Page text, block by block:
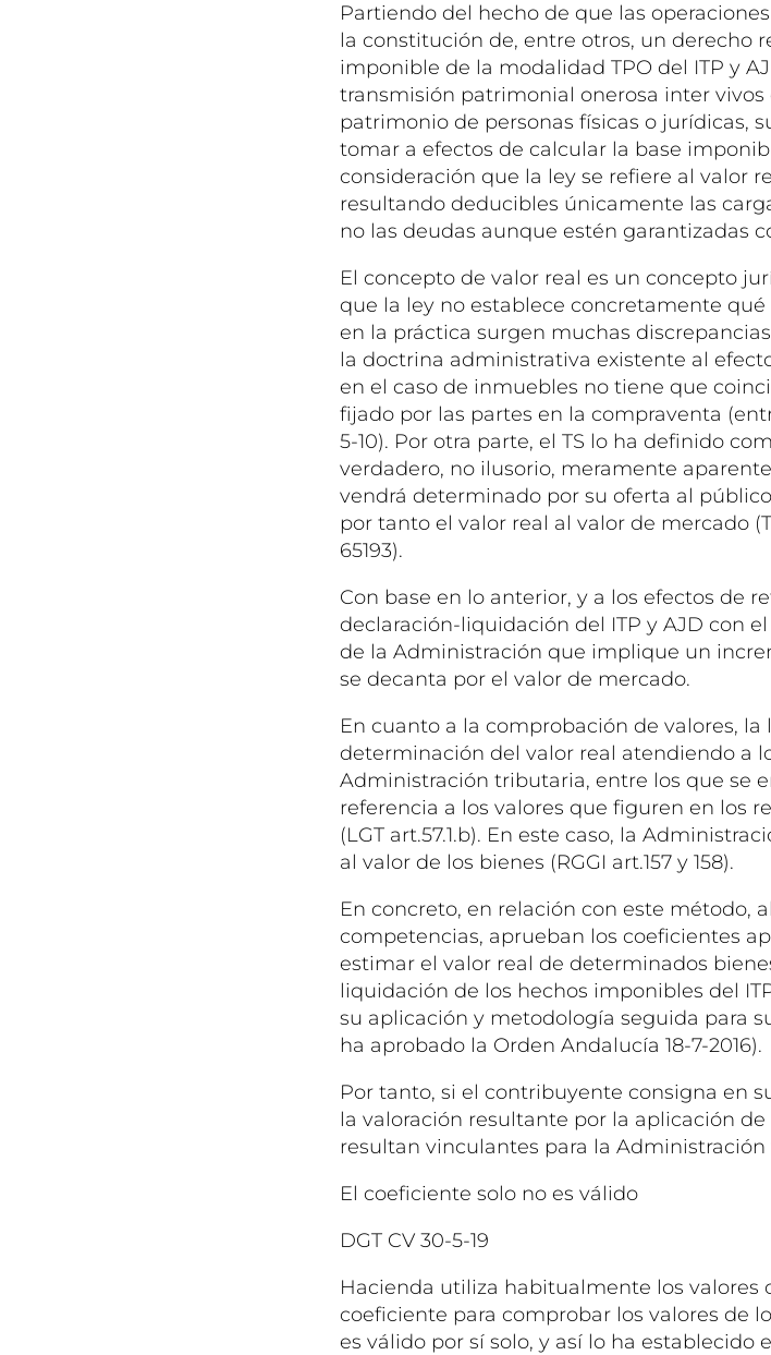
Partiendo del hecho de que las
la constitución de, entre otros, un derecho
imponible de la modalidad TPO del ITP y
transmisión patrimonial onerosa inter
patrimonio de personas físicas o jurídicas,
tomar a efectos de calcular la base
consideración que la ley se refiere al valor
resultando deducibles únicamente las
no las deudas aunque estén garantizadas
El concepto de valor real es un concepto
que la ley no establece concretamente
en la práctica surgen muchas
la doctrina administrativa existente al
en el caso de inmuebles no tiene que
fijado por las partes en la compraventa
5-10). Por otra parte, el TS lo ha definido
verdadero, no ilusorio, meramente
vendrá determinado por su oferta al
por tanto el valor real al valor de mercado
65193).
Con base en lo anterior, y a los efectos de
declaración-liquidación del ITP y AJD con
de la Administración que implique un
se decanta por el valor de mercado.
En cuanto a la comprobación de valores,
determinación del valor real atendiendo a
Administración tributaria, entre los que se
referencia a los valores que figuren en los
(LGT art.57.1.b). En este caso, la
al valor de los bienes (RGGI art.157 y 158).
En concreto, en relación con este método,
competencias, aprueban los coeficientes
estimar el valor real de determinados
liquidación de los hechos imponibles del
su aplicación y metodología seguida para
ha aprobado la Orden Andalucía 18-7-2016).
Por tanto, si el contribuyente consigna en
la valoración resultante por la aplicación
resultan vinculantes para la
El coeficiente solo no es válido
DGT CV 30-5-19
Hacienda utiliza habitualmente los valores
coeficiente para comprobar los valores de
es válido por sí solo, y así lo ha establecido